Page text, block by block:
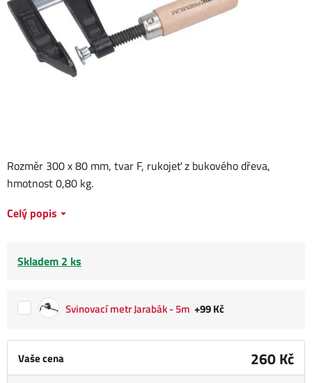
Vaše cena 260 Kč
Rozměr 300 x 80 mm, tvar F, rukojeť z bukového dřeva,
hmotnost 0,80 kg.
Celý popis
Skladem 2 ks
Svinovací metr Jarabák - 5m +99 Kč